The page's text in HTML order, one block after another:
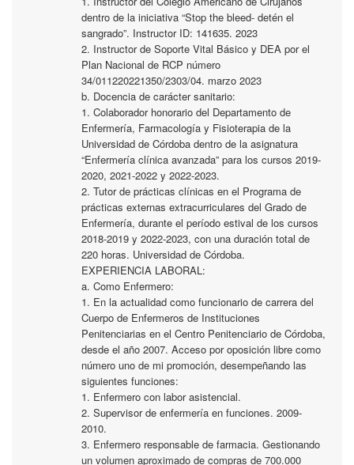
dentro de la iniciativa “Stop the bleed- detén el
sangrado”. Instructor ID: 141635. 2023
2. Instructor de Soporte Vital Básico y DEA por el
Plan Nacional de RCP número
34/011220221350/2303/04. marzo 2023
b. Docencia de carácter sanitario:
1. Colaborador honorario del Departamento de
Enfermería, Farmacología y Fisioterapia de la
Universidad de Córdoba dentro de la asignatura
“Enfermería clínica avanzada” para los cursos 2019-
2020, 2021-2022 y 2022-2023.
2. Tutor de prácticas clínicas en el Programa de
prácticas externas extracurriculares del Grado de
Enfermería, durante el período estival de los cursos
2018-2019 y 2022-2023, con una duración total de
220 horas. Universidad de Córdoba.
EXPERIENCIA LABORAL:
a. Como Enfermero:
1. En la actualidad como funcionario de carrera del
Cuerpo de Enfermeros de Instituciones
Penitenciarias en el Centro Penitenciario de Córdoba,
desde el año 2007. Acceso por oposición libre como
número uno de mi promoción, desempeñando las
siguientes funciones:
1. Enfermero con labor asistencial.
2. Supervisor de enfermería en funciones. 2009-
2010.
3. Enfermero responsable de farmacia. Gestionando
un volumen aproximado de compras de 700.000